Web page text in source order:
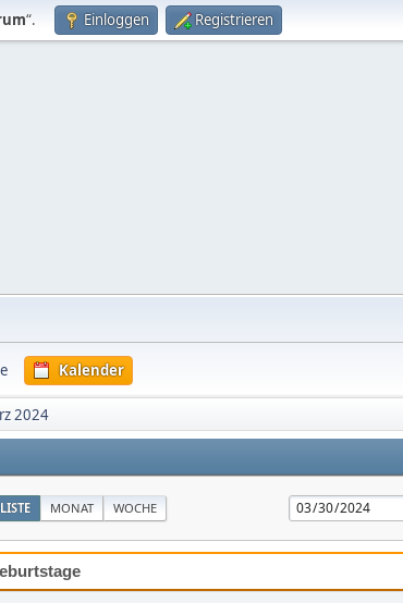
“. Einloggen Registrieren
Kalender
2024
LISTE MONAT WOCHE